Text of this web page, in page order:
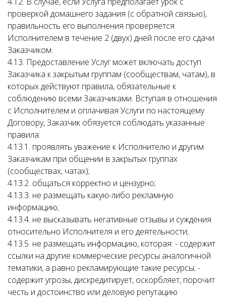
проверкой домашнего задания (с обратной связью),
правильность его выполнения проверяется
Исполнителем в течение 2 (двух) дней после его сдачи
Заказчиком.
4.13. Предоставление Услуг может включать доступ
Заказчика к закрытым группам (сообществам, чатам), в
которых действуют правила, обязательные к
соблюдению всеми Заказчиками. Вступая в отношения
с Исполнителем и оплачивая Услуги по настоящему
Договору, Заказчик обязуется соблюдать указанные
правила:
4.13.1. проявлять уважение к Исполнителю и другим
Заказчикам при общении в закрытых группах
(сообществах, чатах);
4.13.2. общаться корректно и цензурно;
4.13.3. не размещать какую-либо рекламную
информацию;
4.13.4. не высказывать негативные отзывы и суждения
относительно Исполнителя и его деятельности;
4.13.5. не размещать информацию, которая: - содержит
ссылки на другие коммерческие ресурсы аналогичной
тематики, а равно рекламирующие такие ресурсы; -
содержит угрозы, дискредитирует, оскорбляет, порочит
честь и достоинство или деловую репутацию